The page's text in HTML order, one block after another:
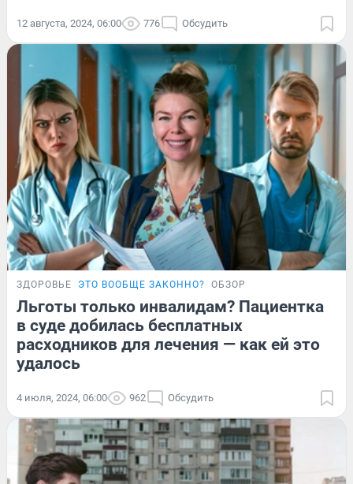
12 августа, 2024, 06:00 776 Обсудить
ЗДОРОВЬЕ ЭТО ВООБЩЕ ЗАКОННО? ОБЗОР
Льготы только инвалидам? Пациентка
в суде добилась бесплатных
расходников для лечения — как ей это
удалось
4 июля, 2024, 06:00 962 Обсудить